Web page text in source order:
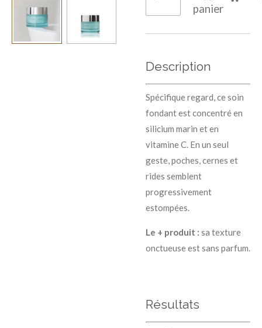
panier
Description
Spécifique regard, ce soin
fondant est concentré en
silicium marin et en
vitamine C. En un seul
geste, poches, cernes et
rides semblent
progressivement
estompées.
Le + produit : sa texture
onctueuse est sans parfum.
Résultats